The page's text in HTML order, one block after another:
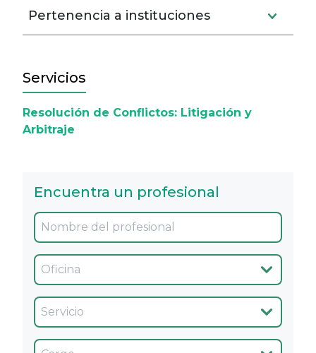
Pertenencia a instituciones
Servicios
Resolución de Conflictos: Litigación y
Arbitraje
Encuentra un profesional
Oficina
Servicio
Cargo